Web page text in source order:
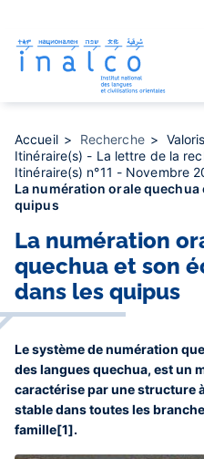
contenu
principal
Accueil Recherche
Itinéraire(s) - La lettre de la
Itinéraire(s) n°11 - Novembre
La numération orale
quipus
La numération
quechua et son
dans les quipus
Le système de numération
des langues quechua, est un
caractérise par une structure
stable dans toutes les
famille[1].